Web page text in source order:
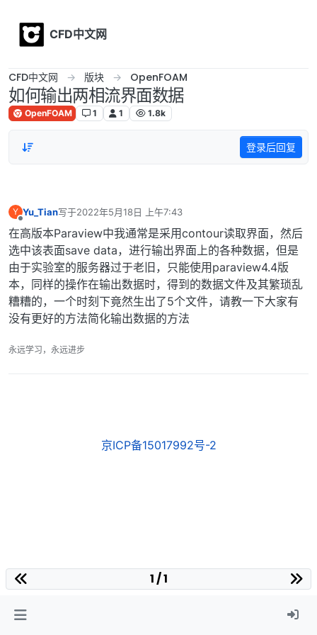
CFD中文网
CFD中文网 版块 OpenFOAM
如何输出两相流界面数据
OpenFOAM 1 1 1.8k
登录后回复
Y
离线
Yu_Tian写于2022年5月18日 上午7:43
最后由 编辑
在高版本Paraview中我通常是采用contour读取界面，然后
选中该表面save data，进行输出界面上的各种数据，但是
由于实验室的服务器过于老旧，只能使用paraview4.4版
本，同样的操作在输出数据时，得到的数据文件及其繁琐乱
糟糟的，一个时刻下竟然生出了5个文件，请教一下大家有
没有更好的方法简化输出数据的方法
永远学习，永远进步
京ICP备15017992号-2
1 / 1